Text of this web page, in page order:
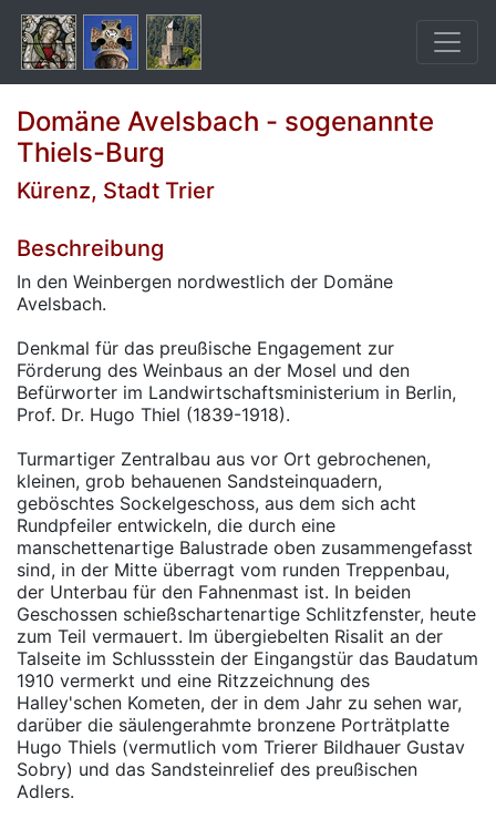
Domäne Avelsbach - sogenannte
Thiels-Burg
Kürenz, Stadt Trier
Beschreibung
In den Weinbergen nordwestlich der Domäne
Avelsbach.
Denkmal für das preußische Engagement zur
Förderung des Weinbaus an der Mosel und den
Befürworter im Landwirtschaftsministerium in Berlin,
Prof. Dr. Hugo Thiel (1839-1918).
Turmartiger Zentralbau aus vor Ort gebrochenen,
kleinen, grob behauenen Sandsteinquadern,
geböschtes Sockelgeschoss, aus dem sich acht
Rundpfeiler entwickeln, die durch eine
manschettenartige Balustrade oben zusammengefasst
sind, in der Mitte überragt vom runden Treppenbau,
der Unterbau für den Fahnenmast ist. In beiden
Geschossen schießschartenartige Schlitzfenster, heute
zum Teil vermauert. Im übergiebelten Risalit an der
Talseite im Schlussstein der Eingangstür das Baudatum
1910 vermerkt und eine Ritzzeichnung des
Halley'schen Kometen, der in dem Jahr zu sehen war,
darüber die säulengerahmte bronzene Porträtplatte
Hugo Thiels (vermutlich vom Trierer Bildhauer Gustav
Sobry) und das Sandsteinrelief des preußischen
Adlers.